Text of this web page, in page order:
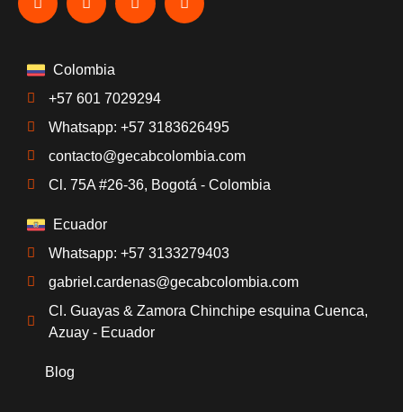
Colombia
+57 601 7029294
Whatsapp: +57 3183626495
contacto@gecabcolombia.com
Cl. 75A #26-36, Bogotá - Colombia
Ecuador
Whatsapp: +57 3133279403
gabriel.cardenas@gecabcolombia.com
Cl. Guayas & Zamora Chinchipe esquina Cuenca,
Azuay - Ecuador
Blog